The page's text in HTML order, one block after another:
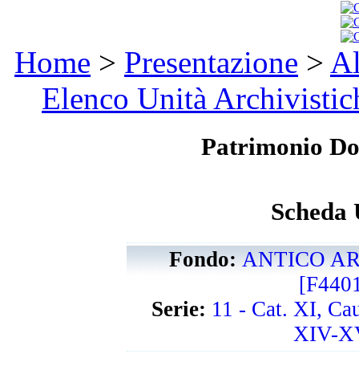
Home > Presentazione >
Elenco Unità
Patrimonio
Scheda
Fondo:ANTICO
Serie: 11 - Cat. XI,
XIV-